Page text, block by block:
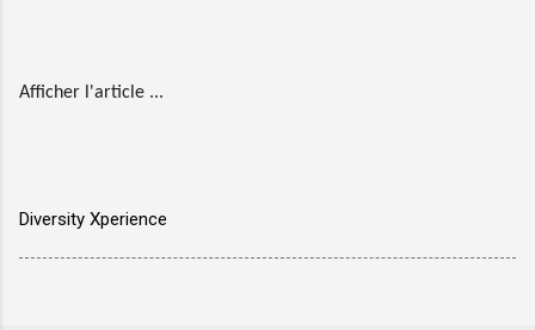
Afficher l'article ...
Diversity Xperience